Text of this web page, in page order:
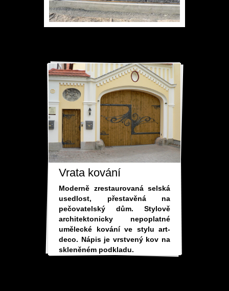
Vrata kování
Moderně zrestaurovaná selská
usedlost, přestavěná na
pečovatelský dům. Stylově
architektonicky nepoplatné
umělecké kování ve stylu art-
deco. Nápis je vrstvený kov na
skleněném podkladu.